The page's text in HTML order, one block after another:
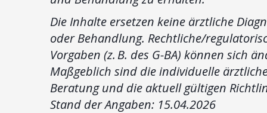
Die Inhalte ersetzen keine ärztliche
oder Behandlung. Rechtliche/
Vorgaben (z. B. des G-BA) können sich
Maßgeblich sind die individuelle
Beratung und die aktuell gültigen
Stand der Angaben: 15.04.2026